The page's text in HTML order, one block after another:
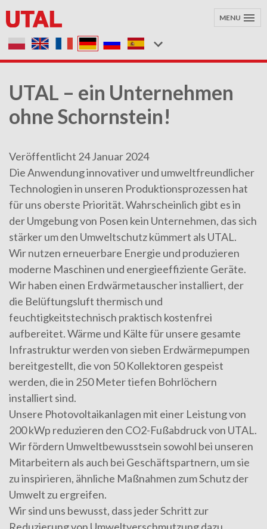
MENU
UTAL – ein Unternehmen
ohne Schornstein!
Veröffentlicht 24 Januar 2024
Die Anwendung innovativer und umweltfreundlicher
Technologien in unseren Produktionsprozessen hat
für uns oberste Priorität. Wahrscheinlich gibt es in
der Umgebung von Posen kein Unternehmen, das sich
stärker um den Umweltschutz kümmert als UTAL.
Wir nutzen erneuerbare Energie und produzieren
moderne Maschinen und energieeffiziente Geräte.
Wir haben einen Erdwärmetauscher installiert, der
die Belüftungsluft thermisch und
feuchtigkeitstechnisch praktisch kostenfrei
aufbereitet. Wärme und Kälte für unsere gesamte
Infrastruktur werden von sieben Erdwärmepumpen
bereitgestellt, die von 50 Kollektoren gespeist
werden, die in 250 Meter tiefen Bohrlöchern
installiert sind.
Unsere Photovoltaikanlagen mit einer Leistung von
200 kWp reduzieren den CO2-Fußabdruck von UTAL.
Wir fördern Umweltbewusstsein sowohl bei unseren
Mitarbeitern als auch bei Geschäftspartnern, um sie
zu inspirieren, ähnliche Maßnahmen zum Schutz der
Umwelt zu ergreifen.
Wir sind uns bewusst, dass jeder Schritt zur
Reduzierung von Umweltverschmutzung dazu